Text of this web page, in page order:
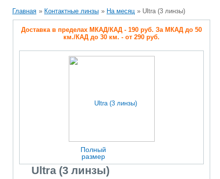
Главная » Контактные линзы » На месяц » Ultra (3 линзы)
Доставка в пределах МКАД/КАД - 190 руб. За МКАД до 50
км./КАД до 30 км. - от 290 руб.
Полный
размер
Ultra (3 линзы)